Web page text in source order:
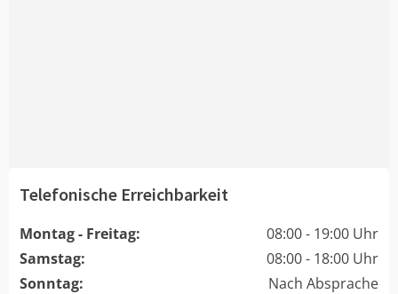
Telefonische Erreichbarkeit
Montag - Freitag:
08:00 - 19:00 Uhr
Samstag:
08:00 - 18:00 Uhr
Sonntag:
Nach Absprache